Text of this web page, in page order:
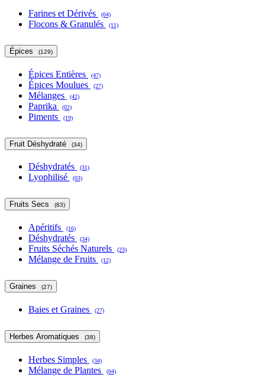
Farines et Dérivés (04)
Flocons & Granulés (11)
Épices (129)
Épices Entières (47)
Épices Moulues (27)
Mélanges (42)
Paprika (02)
Piments (19)
Fruit Déshydraté (34)
Déshydratés (31)
Lyophilisé (03)
Fruits Secs (83)
Apéritifs (16)
Déshydratés (34)
Fruits Séchés Naturels (23)
Mélange de Fruits (12)
Graines (27)
Baies et Graines (27)
Herbes Aromatiques (38)
Herbes Simples (34)
Mélange de Plantes (04)